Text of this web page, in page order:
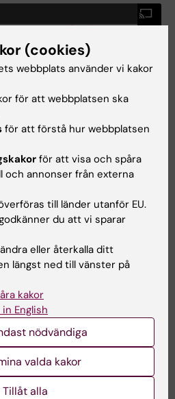
på denna sida?
(cookies)
webbplats använder vi kakor
för att webbplatsen ska
för att förstå hur webbplatsen
för att visa och spåra
och annonser från externa
till länder utanför EU.
du att vi sparar
eller återkalla ditt
längst ned till vänster på
kakor
English
nödvändiga
valda kakor
Tillåt alla